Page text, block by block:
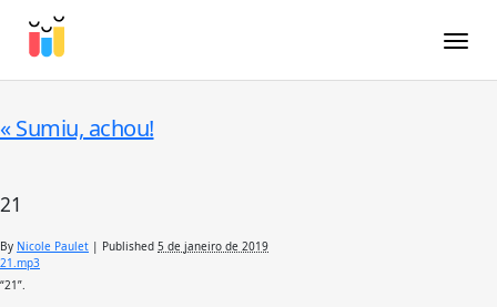
«Sumiu, achou!
21
By Nicole Paulet | Published 5 de janeiro de 2019
21.mp3
“21”.